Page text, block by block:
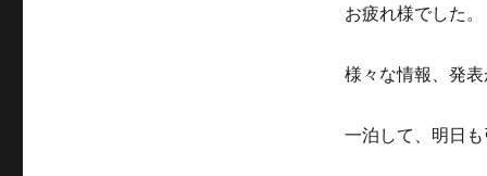
お疲れ様でした。
様々な情報、発
一泊して、明日